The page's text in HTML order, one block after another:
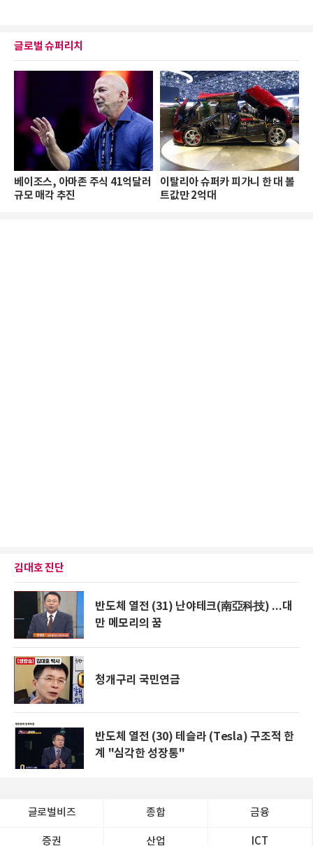
글로벌 슈퍼리치
베이조스, 아마존 주식 41억달러
규모 매각 추진
이탈리아 슈퍼카 피가니 한 대 볼
트값만 2억대
김대호 진단
반도체 열전 (31) 난야테크(南亞科技) ...대
만 메모리의 꿈
청개구리 국민연금
반도체 열전 (30) 테슬라 (Tesla) 구조적 한
계 "심각한 성장통"
글로벌비즈 종합 금융
증권 산업 ICT